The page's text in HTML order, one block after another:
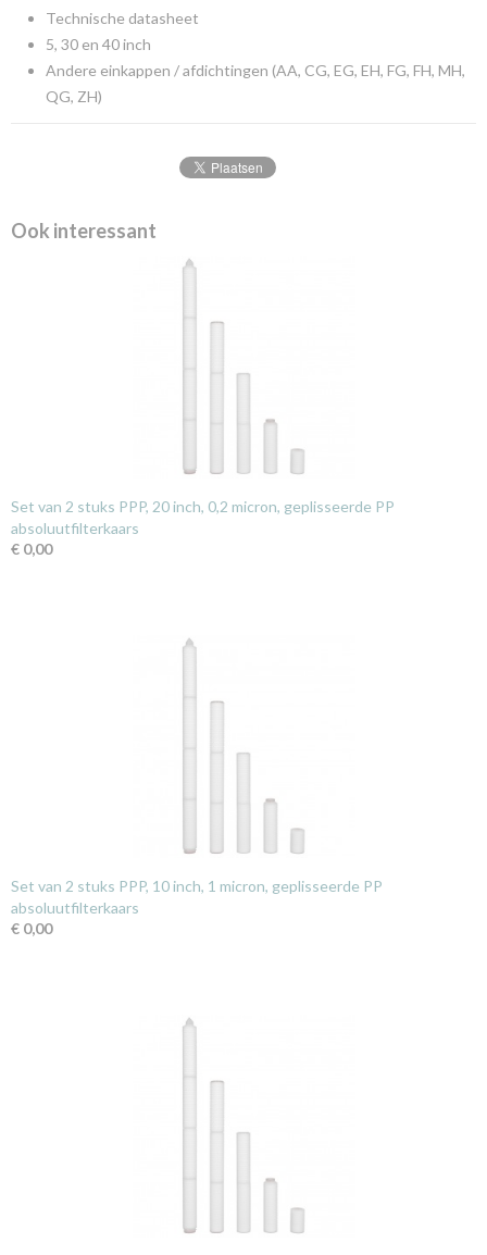
Technische datasheet
5, 30 en 40 inch
Andere einkappen / afdichtingen (AA, CG, EG, EH, FG, FH, MH,
QG, ZH)
Ook interessant
Set van 2 stuks PPP, 20 inch, 0,2 micron, geplisseerde PP
absoluutfilterkaars
€ 0,00
Set van 2 stuks PPP, 10 inch, 1 micron, geplisseerde PP
absoluutfilterkaars
€ 0,00